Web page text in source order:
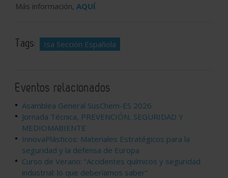
Más información, AQUÍ
Tags: Isa Sección Española
Eventos relacionados
Asamblea General SusChem-ES 2026
Jornada Técnica, PREVENCIÓN, SEGURIDAD Y
MEDIOMABIENTE
InnovaPlásticos: Materiales Estratégicos para la
seguridad y la defensa de Europa
Curso de Verano: “Accidentes químicos y seguridad
industrial: lo que deberíamos saber”